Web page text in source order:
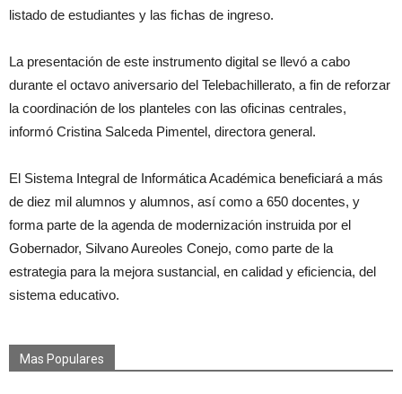
listado de estudiantes y las fichas de ingreso.
La presentación de este instrumento digital se llevó a cabo
durante el octavo aniversario del Telebachillerato, a fin de reforzar
la coordinación de los planteles con las oficinas centrales,
informó Cristina Salceda Pimentel, directora general.
El Sistema Integral de Informática Académica beneficiará a más
de diez mil alumnos y alumnos, así como a 650 docentes, y
forma parte de la agenda de modernización instruida por el
Gobernador, Silvano Aureoles Conejo, como parte de la
estrategia para la mejora sustancial, en calidad y eficiencia, del
sistema educativo.
Mas Populares